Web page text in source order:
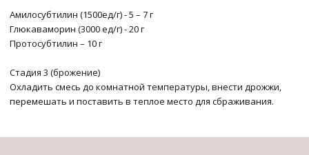
Амилосубтилин (1500ед/г) - 5 – 7 г
Глюкаваморин (3000 ед/г) - 20 г
Протосубтилин – 10 г
Стадия 3 (брожение)
Охладить смесь до комнатной температуры, внести дрожжи,
перемешать и поставить в теплое место для сбраживания.